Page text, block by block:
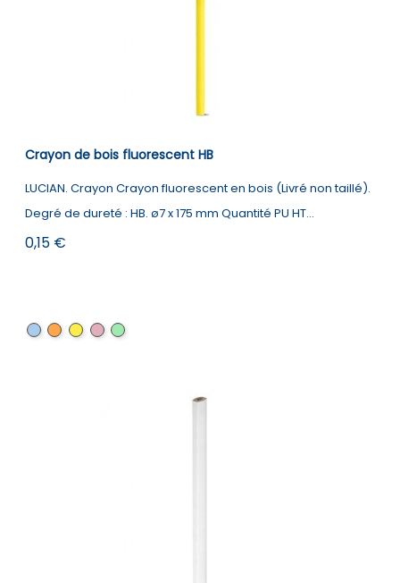
Crayon de bois fluorescent HB
LUCIAN. Crayon Crayon fluorescent en bois (Livré non taillé).
Degré de dureté : HB. ø7 x 175 mm Quantité PU HT...
Prix
0,15 €
BleuOrange
Jaune
Rose
vert